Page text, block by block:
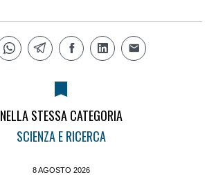
NELLA STESSA CATEGORIA
SCIENZA E RICERCA
8 AGOSTO 2026